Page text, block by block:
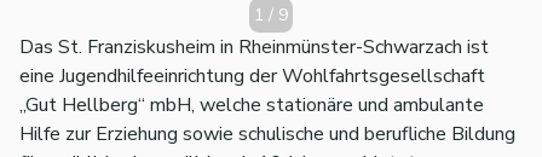
1 / 9
Das St. Franziskusheim in Rheinmünster-Schwarzach ist
eine Jugendhilfeeinrichtung der Wohlfahrtsgesellschaft
„Gut Hellberg“ mbH, welche stationäre und ambulante
Hilfe zur Erziehung sowie schulische und berufliche Bildung